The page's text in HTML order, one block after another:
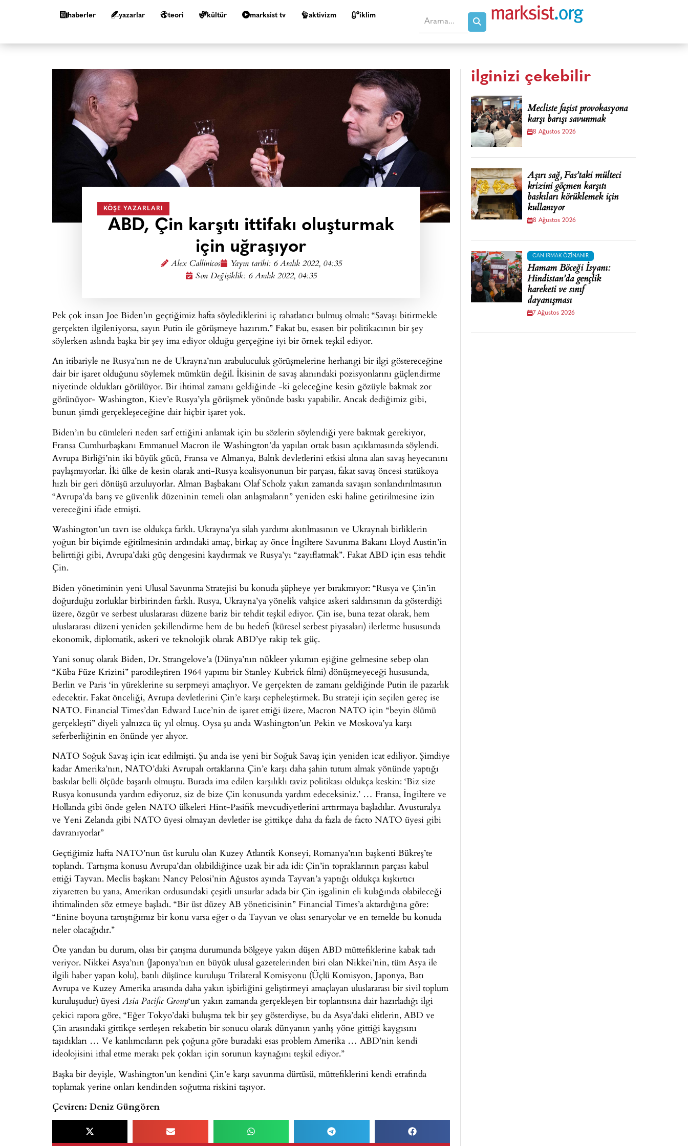
haberler yazarlar teori kültür marksist tv aktivizm i̇klim
KÖŞE YAZARLARI
ABD, Çin karşıtı ittifakı oluşturmak
için uğraşıyor
Alex Callinicos Yayın tarihi: 6 Aralık 2022, 04:35
Son Değişiklik: 6 Aralık 2022, 04:35
Pek çok insan Joe Biden’ın geçtiğimiz hafta söylediklerini iç rahatlatıcı bulmuş olmalı: “Savaşı bitirmekle
gerçekten ilgileniyorsa, sayın Putin ile görüşmeye hazırım.” Fakat bu, esasen bir politikacının bir şey
söylerken aslında başka bir şey ima ediyor olduğu gerçeğine iyi bir örnek teşkil ediyor.
An itibariyle ne Rusya’nın ne de Ukrayna’nın arabuluculuk görüşmelerine herhangi bir ilgi göstereceğine
dair bir işaret olduğunu söylemek mümkün değil. İkisinin de savaş alanındaki pozisyonlarını güçlendirme
niyetinde oldukları görülüyor. Bir ihtimal zamanı geldiğinde -ki geleceğine kesin gözüyle bakmak zor
görünüyor- Washington, Kiev’e Rusya’yla görüşmek yönünde baskı yapabilir. Ancak dediğimiz gibi,
bunun şimdi gerçekleşeceğine dair hiçbir işaret yok.
Biden’ın bu cümleleri neden sarf ettiğini anlamak için bu sözlerin söylendiği yere bakmak gerekiyor,
Fransa Cumhurbaşkanı Emmanuel Macron ile Washington’da yapılan ortak basın açıklamasında söylendi.
Avrupa Birliği’nin iki büyük gücü, Fransa ve Almanya, Baltık devletlerini etkisi altına alan savaş heyecanını
paylaşmıyorlar. İki ülke de kesin olarak anti-Rusya koalisyonunun bir parçası, fakat savaş öncesi statükoya
hızlı bir geri dönüşü arzuluyorlar. Alman Başbakanı Olaf Scholz yakın zamanda savaşın sonlandırılmasının
“Avrupa’da barış ve güvenlik düzeninin temeli olan anlaşmaların” yeniden eski haline getirilmesine izin
vereceğini ifade etmişti.
Washington’un tavrı ise oldukça farklı. Ukrayna’ya silah yardımı akıtılmasının ve Ukraynalı birliklerin
yoğun bir biçimde eğitilmesinin ardındaki amaç, birkaç ay önce İngiltere Savunma Bakanı Lloyd Austin’in
belirttiği gibi, Avrupa’daki güç dengesini kaydırmak ve Rusya’yı “zayıflatmak”. Fakat ABD için esas tehdit
Çin.
Biden yönetiminin yeni Ulusal Savunma Stratejisi bu konuda şüpheye yer bırakmıyor: “Rusya ve Çin’in
doğurduğu zorluklar birbirinden farklı. Rusya, Ukrayna’ya yönelik vahşice askeri saldırısının da gösterdiği
üzere, özgür ve serbest uluslararası düzene bariz bir tehdit teşkil ediyor. Çin ise, buna tezat olarak, hem
uluslararası düzeni yeniden şekillendirme hem de bu hedefi (küresel serbest piyasaları) ilerletme hususunda
ekonomik, diplomatik, askeri ve teknolojik olarak ABD’ye rakip tek güç.
Yani sonuç olarak Biden, Dr. Strangelove’a (Dünya’nın nükleer yıkımın eşiğine gelmesine sebep olan
“Küba Füze Krizini” parodileştiren 1964 yapımı bir Stanley Kubrick filmi) dönüşmeyeceği hususunda,
Berlin ve Paris ‘in yüreklerine su serpmeyi amaçlıyor. Ve gerçekten de zamanı geldiğinde Putin ile pazarlık
edecektir. Fakat önceliği, Avrupa devletlerini Çin’e karşı cepheleştirmek. Bu strateji için seçilen gereç ise
NATO. Financial Times’dan Edward Luce’nin de işaret ettiği üzere, Macron NATO için “beyin ölümü
gerçekleşti” diyeli yalnızca üç yıl olmuş. Oysa şu anda Washington’un Pekin ve Moskova’ya karşı
seferberliğinin en önünde yer alıyor.
NATO Soğuk Savaş için icat edilmişti. Şu anda ise yeni bir Soğuk Savaş için yeniden icat ediliyor. Şimdiye
kadar Amerika’nın, NATO’daki Avrupalı ortaklarına Çin’e karşı daha şahin tutum almak yönünde yaptığı
baskılar belli ölçüde başarılı olmuştu. Burada ima edilen karşılıklı taviz politikası oldukça keskin: ‘Biz size
Rusya konusunda yardım ediyoruz, siz de bize Çin konusunda yardım edeceksiniz.’ … Fransa, İngiltere ve
Hollanda gibi önde gelen NATO ülkeleri Hint-Pasifik mevcudiyetlerini arttırmaya başladılar. Avusturalya
ve Yeni Zelanda gibi NATO üyesi olmayan devletler ise gittikçe daha da fazla de facto NATO üyesi gibi
davranıyorlar”
Geçtiğimiz hafta NATO’nun üst kurulu olan Kuzey Atlantik Konseyi, Romanya’nın başkenti Bükreş’te
toplandı. Tartışma konusu Avrupa’dan olabildiğince uzak bir ada idi: Çin’in topraklarının parçası kabul
ettiği Tayvan. Meclis başkanı Nancy Pelosi’nin Ağustos ayında Tayvan’a yaptığı oldukça kışkırtıcı
ziyaretten bu yana, Amerikan ordusundaki çeşitli unsurlar adada bir Çin işgalinin eli kulağında olabileceği
ihtimalinden söz etmeye başladı. “Bir üst düzey AB yöneticisinin” Financial Times’a aktardığına göre:
“Enine boyuna tartıştığımız bir konu varsa eğer o da Tayvan ve olası senaryolar ve en temelde bu konuda
neler olacağıdır.”
Öte yandan bu durum, olası bir çatışma durumunda bölgeye yakın düşen ABD müttefiklerine kabak tadı
veriyor. Nikkei Asya’nın (Japonya’nın en büyük ulusal gazetelerinden biri olan Nikkei’nin, tüm Asya ile
ilgili haber yapan kolu), batılı düşünce kuruluşu Trilateral Komisyonu (Üçlü Komisyon, Japonya, Batı
Avrupa ve Kuzey Amerika arasında daha yakın işbirliğini geliştirmeyi amaçlayan uluslararası bir sivil toplum
kuruluşudur) üyesi Asia Pacific Group‘un yakın zamanda gerçekleşen bir toplantısına dair hazırladığı ilgi
çekici rapora göre, “Eğer Tokyo’daki buluşma tek bir şey gösterdiyse, bu da Asya’daki elitlerin, ABD ve
Çin arasındaki gittikçe sertleşen rekabetin bir sonucu olarak dünyanın yanlış yöne gittiği kaygısını
taşıdıkları … Ve katılımcıların pek çoğuna göre buradaki esas problem Amerika … ABD’nin kendi
ideolojisini ithal etme merakı pek çokları için sorunun kaynağını teşkil ediyor.”
Başka bir deyişle, Washington’un kendini Çin’e karşı savunma dürtüsü, müttefiklerini kendi etrafında
toplamak yerine onları kendinden soğutma riskini taşıyor.
Çeviren: Deniz Güngören
ilginizi çekebilir
Mecliste faşist provokasyona
karşı barışı savunmak
8 Ağustos 2026
Aşırı sağ, Fas’taki mülteci
krizini göçmen karşıtı
baskıları körüklemek için
kullanıyor
8 Ağustos 2026
CAN IRMAK ÖZINANIR
Hamam Böceği İsyanı:
Hindistan’da gençlik
hareketi ve sınıf
dayanışması
7 Ağustos 2026